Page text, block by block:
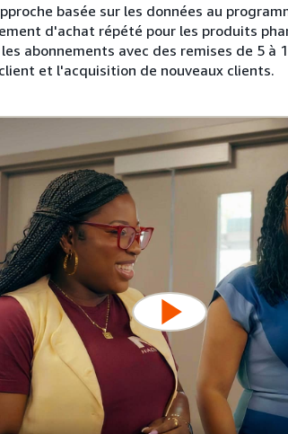
basée sur les données au
d'achat répété pour les produits
abonnements avec des remises de 5 à
et l'acquisition de nouveaux clients.